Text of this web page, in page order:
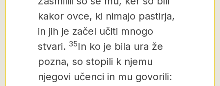
kakor ovce, ki nimajo pastirja,
in jih je začel učiti mnogo
stvari. 35In ko je bila ura že
pozna, so stopili k njemu
njegovi učenci in mu govorili: